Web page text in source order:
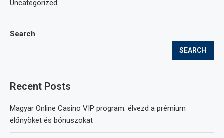
Search
SEARCH
Recent Posts
Magyar Online Casino VIP program: élvezd a prémium
előnyöket és bónuszokat
Uncategorized